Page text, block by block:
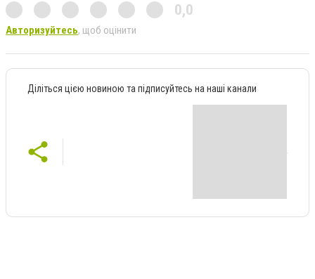
0,0
Авторизуйтесь, щоб оцінити
Діліться цією новиною та підписуйтесь на наші канали